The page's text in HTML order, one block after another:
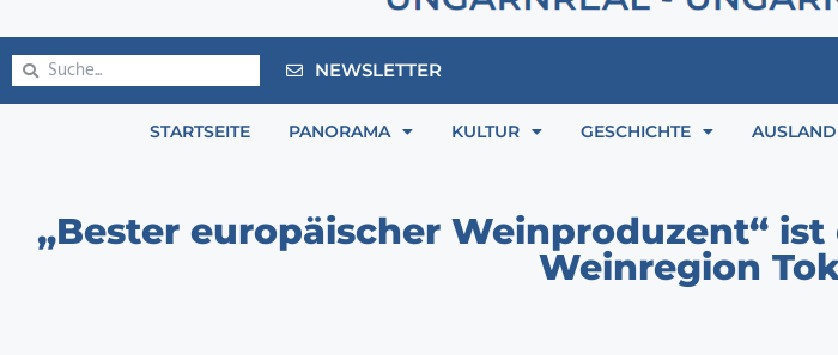
NEWSLETTER
STARTSEITE PANORAMA KULTUR GESCHICHTE AUSLAND
„Bester europäischer Weinproduzent“
Weinregion